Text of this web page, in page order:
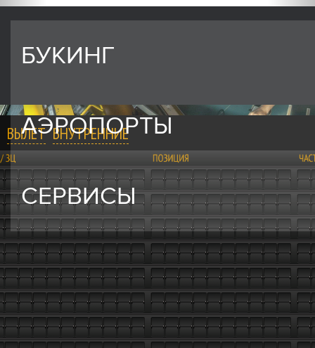
БУКИНГ
АЭРОПОРТЫ
СЕРВИСЫ
ВЫЛЕТ ВНУТРЕННИЕ